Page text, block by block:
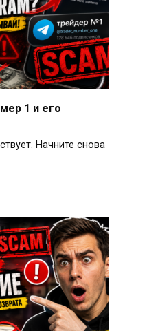
1 и его
Начните снова